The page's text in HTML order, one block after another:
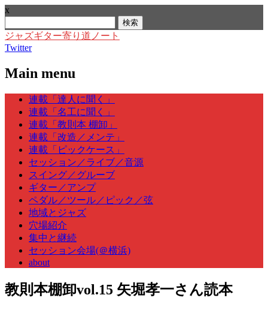
x
索:
ジャズギター寄り道ノート
Twitter
Main menu
Skip
content
連載「達人に聞く」
連載「名工に聞く」
連載「教則本 棚卸」
連載「改造／メンテ」
連載「ピックケース」
セッション／ライブ／音源
スイング／グルーブ
ギター／アンプ
ペダル／ツール／ピック／弦
地域とジャズ
穴場紹介
集中と継続
セッション会場(＠横浜)
about
教則本棚卸vol.15 矢堀孝一さん読本